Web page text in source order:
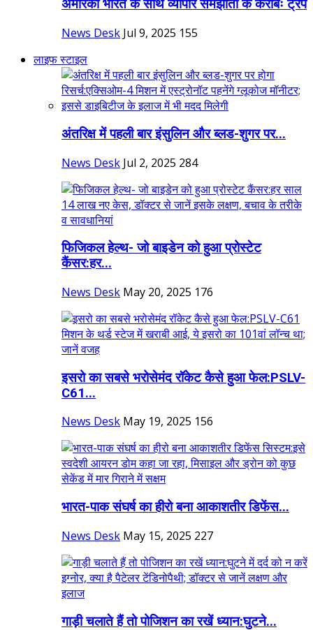
अमेरिका भारत के साथ व्यापार समझौता के करीबः ट्रंप
News Desk Jul 9, 2025 155
लाइफ स्टाइल
अंतरिक्ष में पहली बार इंसुलिन और ब्लड-शुगर पर...
News Desk Jul 2, 2025 284
फिजिकल हेल्थ- जो बाइडेन को हुआ प्रोस्टेट
कैंसर:हर...
News Desk May 20, 2025 176
इसरो का सबसे भरोसेमंद रॉकेट कैसे हुआ फेल:PSLV-
C61...
News Desk May 19, 2025 156
भारत-पाक संघर्ष का हीरो बना ​​​​​​​आकाशतीर डिफेंस...
News Desk May 15, 2025 227
गाड़ी चलाते हैं तो पोजिशन का रखें ध्यान:घुटने...